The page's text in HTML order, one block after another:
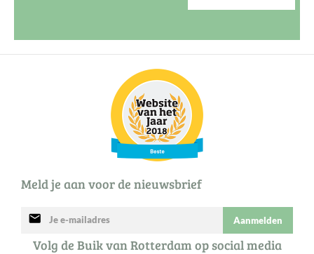
Meld je aan voor de nieuwsbrief
mail Aanmelden
Volg de Buik van Rotterdam op social media